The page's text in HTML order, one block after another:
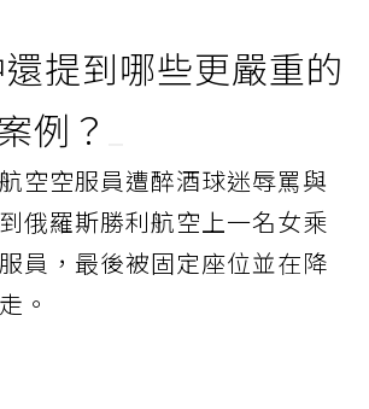
提到哪些更嚴重的
例？
空空服員遭醉酒球迷辱罵與
俄羅斯勝利航空上一名女乘
員，最後被固定座位並在降
。